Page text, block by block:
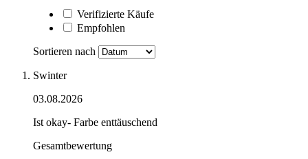
Verifizierte Käufe
Empfohlen
Sortieren nach
Swinter
03.08.2026
Ist okay- Farbe enttäuschend
Gesamtbewertung